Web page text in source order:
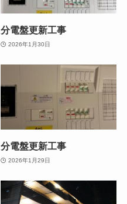
分電盤更新工事
2026年1月30日
分電盤更新工事
2026年1月29日